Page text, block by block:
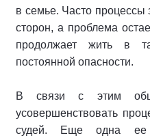
в семье. Часто
сторон, а проблема
продолжает жить в
постоянной опасности.
В связи с этим
усовершенствовать
судей. Еще одна ее